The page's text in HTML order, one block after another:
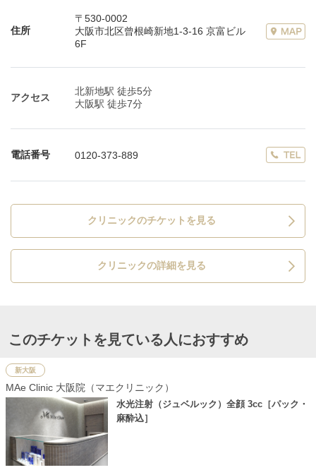
住所
〒530-0002
大阪市北区曾根崎新地1-3-16 京富ビル
6F
アクセス
北新地駅 徒歩5分
大阪駅 徒歩7分
電話番号 0120-373-889
クリニックのチケットを見る
クリニックの詳細を見る
このチケットを見ている人におすすめ
新大阪
MAe Clinic 大阪院（マエクリニック）
水光注射（ジュベルック）全顔 3cc［パック・
麻酔込］